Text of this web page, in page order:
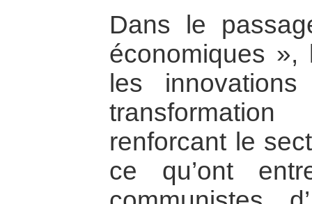
Dans le
économiques »,
les
renforcant le
ce qu’ont